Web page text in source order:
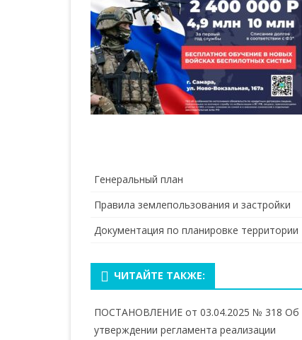
Генеральный план
Правила землепользования и застройки
Документация по планировке территории
ЧИТАЙТЕ ТАКЖЕ:
ПОСТАНОВЛЕНИЕ от 03.04.2025 № 318 Об
утверждении регламента реализации